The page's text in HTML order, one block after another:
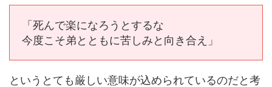
「死んで楽になろうとするな
今度こそ弟とともに苦しみと向き合え」
というとても厳しい意味が込められているのだと考